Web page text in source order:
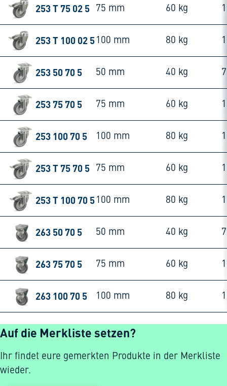
253 T 75 02 5 75 mm 60 kg
253 T 100 02 5 100 mm 80 kg
253 50 70 5 50 mm 40 kg
253 75 70 5 75 mm 60 kg
253 100 70 5 100 mm 80 kg
253 T 75 70 5 75 mm 60 kg
253 T 100 70 5 100 mm 80 kg
263 50 70 5 50 mm 40 kg
263 75 70 5 75 mm 60 kg
263 100 70 5 100 mm 80 kg
Auf die Merkliste setzen?
Ihr findet eure gemerkten Produkte in der Merkliste
wieder.